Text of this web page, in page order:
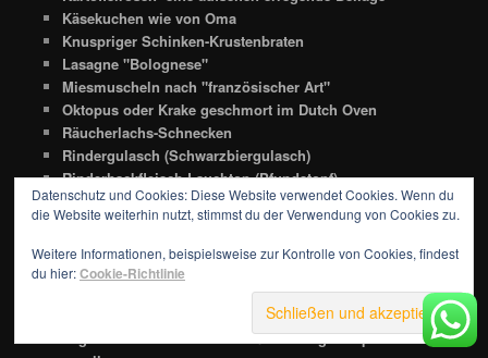
Käsekuchen wie von Oma
Knuspriger Schinken-Krustenbraten
Lasagne "Bolognese"
Miesmuscheln nach "französischer Art"
Oktopus oder Krake geschmort im Dutch Oven
Räucherlachs-Schnecken
Rindergulasch (Schwarzbiergulasch)
Rinderhackfleisch-Lauchtop (Pfundstopf)
Rinderrouladen-Schichtfleisch
Schaschlik wie auf der Kirmes
Schichkasseler
Schichtfleisch
Spanischer Chorizo-Kartoffeleintopf
Szegedinger Gulasch -ganz klassisch-
Vegetarisches Rosenkohl-Süßkartoffelgratin par
Datenschutz und Cookies: Diese Website verwendet Cookies. Wenn du
die Website weiterhin nutzt, stimmst du der Verwendung von Cookies zu.
Weitere Informationen, beispielsweise zur Kontrolle von Cookies, findest
du hier:Cookie-Richtlinie